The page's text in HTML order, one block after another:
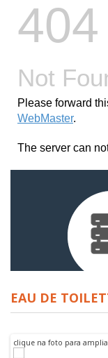
EAU DE
clique na foto para